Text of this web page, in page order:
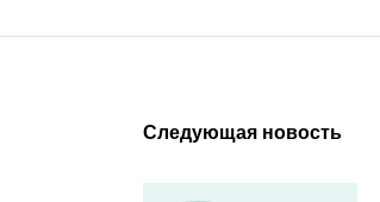
Следующая новость